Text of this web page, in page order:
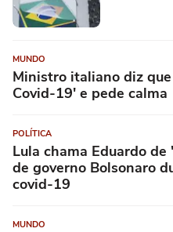
MUNDO
Ministro italiano diz
Covid-19' e pede calma
POLÍTICA
Lula chama Eduardo
de governo Bolsonaro
covid-19
MUNDO